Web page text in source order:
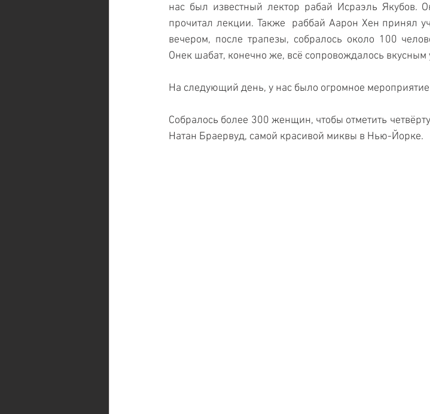
нас был известный лектор рабай Исраэль Якубов.
прочитал лекции. Также  раббай Аарон Хен принял
вечером, после трапезы, собралось около 100
Онек шабат, конечно же, всё сопровождалось вкусным
На следующий день, у нас было огромное
Собралось более 300 женщин, чтобы отметить
Натан Браервуд, самой красивой миквы в Нью-Йорке.